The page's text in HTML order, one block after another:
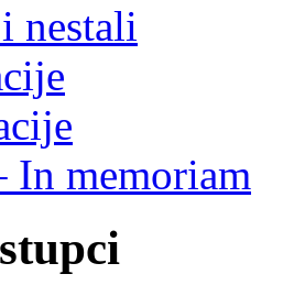
nestali
In memoriam